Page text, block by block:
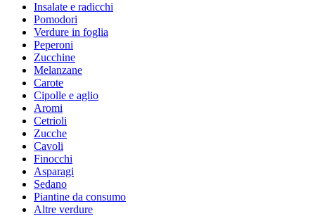
Insalate e radicchi
Pomodori
Verdure in foglia
Peperoni
Zucchine
Melanzane
Carote
Cipolle e aglio
Aromi
Cetrioli
Zucche
Cavoli
Finocchi
Asparagi
Sedano
Piantine da consumo
Altre verdure